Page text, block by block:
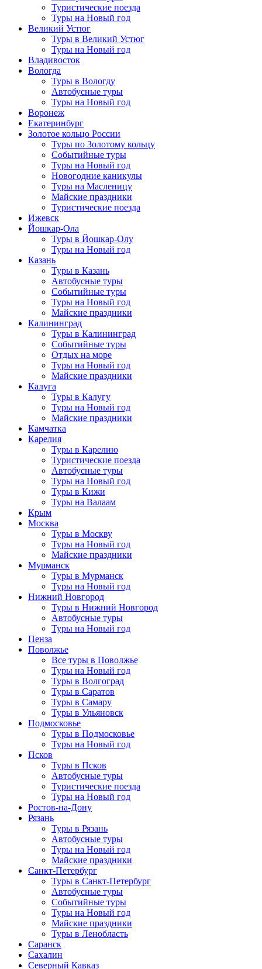
Туристические поезда
Туры на Новый год
Великий Устюг
Туры в Великий Устюг
Туры на Новый год
Владивосток
Вологда
Туры в Вологду
Автобусные туры
Туры на Новый год
Воронеж
Екатеринбург
Золотое кольцо России
Туры по Золотому кольцу
Событийные туры
Туры на Новый год
Новогодние каникулы
Туры на Масленицу
Майские праздники
Туристические поезда
Ижевск
Йошкар-Ола
Туры в Йошкар-Олу
Туры на Новый год
Казань
Туры в Казань
Автобусные туры
Событийные туры
Туры на Новый год
Майские праздники
Калининград
Туры в Калининград
Событийные туры
Отдых на море
Туры на Новый год
Майские праздники
Калуга
Туры в Калугу
Туры на Новый год
Майские праздники
Камчатка
Карелия
Туры в Карелию
Туристические поезда
Автобусные туры
Туры на Новый год
Туры в Кижи
Туры на Валаам
Крым
Москва
Туры в Москву
Туры на Новый год
Майские праздники
Мурманск
Туры в Мурманск
Туры на Новый год
Нижний Новгород
Туры в Нижний Новгород
Автобусные туры
Туры на Новый год
Пенза
Поволжье
Все туры в Поволжье
Туры на Новый год
Туры в Волгоград
Туры в Саратов
Туры в Самару
Туры в Ульяновск
Подмосковье
Туры в Подмосковье
Туры на Новый год
Псков
Туры в Псков
Автобусные туры
Туристические поезда
Туры на Новый год
Ростов-на-Дону
Рязань
Туры в Рязань
Автобусные туры
Туры на Новый год
Майские праздники
Санкт-Петербург
Туры в Санкт-Петербург
Автобусные туры
Событийные туры
Туры на Новый год
Майские праздники
Туры в Ленобласть
Саранск
Сахалин
Северный Кавказ